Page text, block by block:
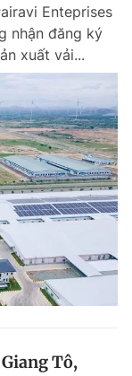
Enteprises
nhận đăng ký
xuất vải...
Tô,